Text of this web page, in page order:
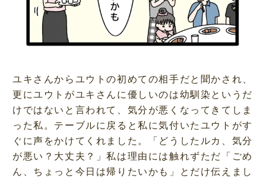
ユキさんからユウトの初めての相手だと聞かされ、
更にユウトがユキさんに優しいのは幼馴染というだ
けではないと言われて、気分が悪くなってきてしま
った私。テーブルに戻ると私に気付いたユウトがす
ぐに声をかけてくれました。「どうしたルカ、気分
が悪い？大丈夫？」私は理由には触れずただ「ごめ
ん、ちょっと今日は帰りたいかも」とだけ伝えまし